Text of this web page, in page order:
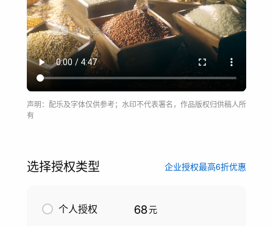
声明：配乐及字体仅供参考；水印不代表署名，作品版权归供稿人所
有
选择授权类型 企业授权最高6折优惠
个人授权 68元